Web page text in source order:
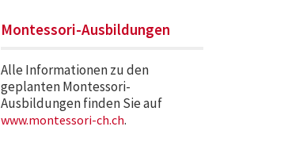
Montessori-Ausbildungen
Alle Informationen zu den
geplanten Montessori-
Ausbildungen finden Sie auf
www.montessori-ch.ch.